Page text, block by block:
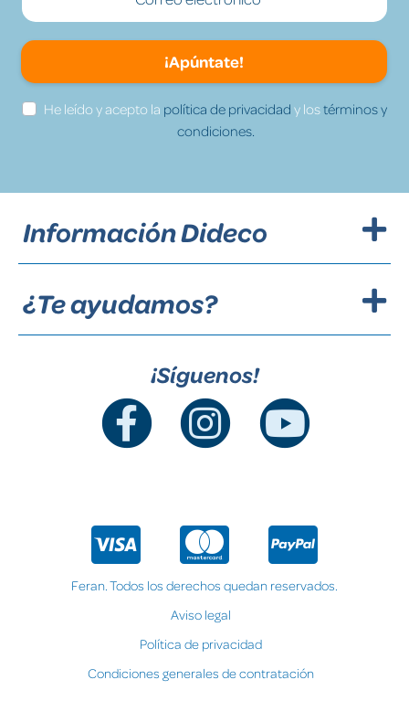
¡Apúntate!
He leído y acepto la política de privacidad y lostérminos y
condiciones.
Información Dideco
¿Te ayudamos?
¡Síguenos!
Feran. Todos los derechos quedan reservados.
Aviso legal
Política de privacidad
Condiciones generales de contratación